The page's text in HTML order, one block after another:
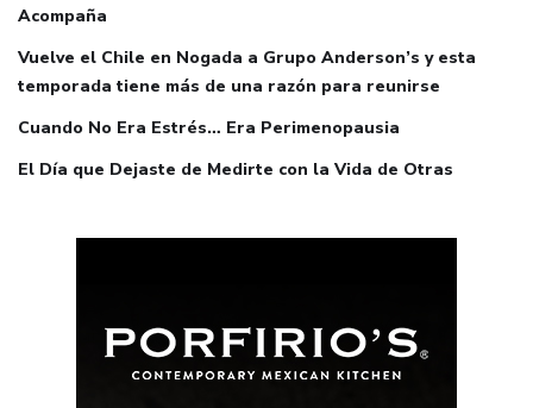
Acompaña
Vuelve el Chile en Nogada a Grupo Anderson’s y esta
temporada tiene más de una razón para reunirse
Cuando No Era Estrés… Era Perimenopausia
El Día que Dejaste de Medirte con la Vida de Otras